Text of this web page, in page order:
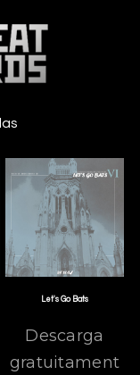
Let's Go Bats
Descarga
gratuitament